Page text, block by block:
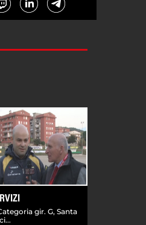
gir. G, Santa